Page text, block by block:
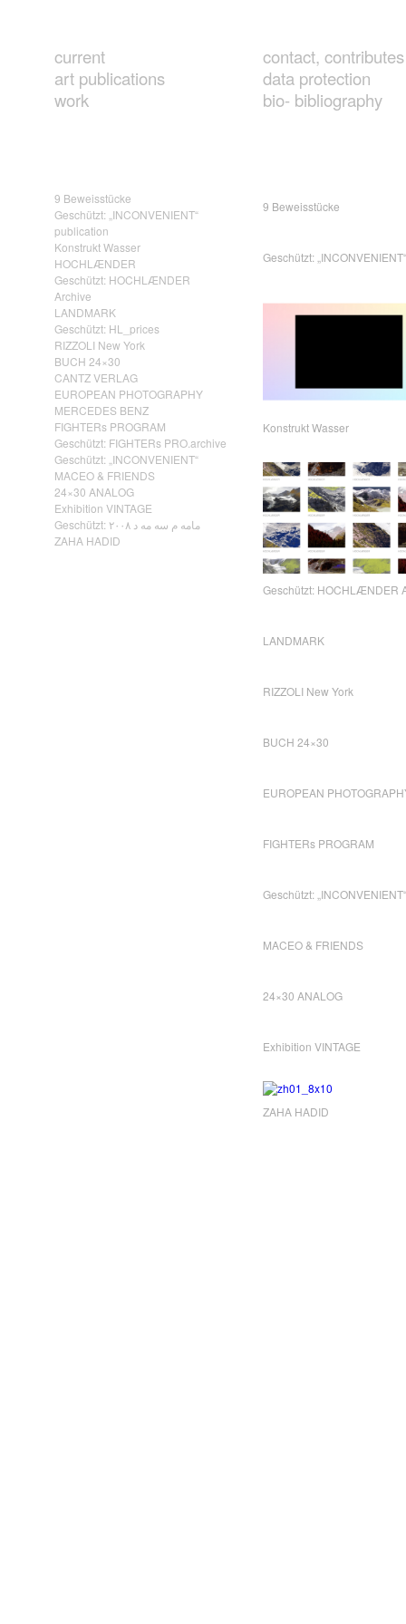
current
art publications
work
contact, contributes
data protection
bio- bibliography
9 Beweisstücke
Geschützt: „INCONVENIENT“
publication
Konstrukt Wasser
HOCHLÆNDER
Geschützt: HOCHLÆNDER
Archive
LANDMARK
Geschützt: HL_prices
RIZZOLI New York
BUCH 24×30
CANTZ VERLAG
EUROPEAN PHOTOGRAPHY
MERCEDES BENZ
FIGHTERs PROGRAM
Geschützt: FIGHTERs PRO.archive
Geschützt: „INCONVENIENT“
MACEO & FRIENDS
24×30 ANALOG
Exhibition VINTAGE
Geschützt: مامه م سه مه د ٢٠٠٨
ZAHA HADID
9 Beweisstücke
Geschützt:
Konstrukt Wasser
Geschützt: HOCHLÆNDER
LANDMARK
RIZZOLI New York
BUCH 24×30
EUROPEAN
FIGHTERs PROGRAM
Geschützt: „INCONVENIENT“
MACEO & FRIENDS
24×30 ANALOG
Exhibition VINTAGE
ZAHA HADID